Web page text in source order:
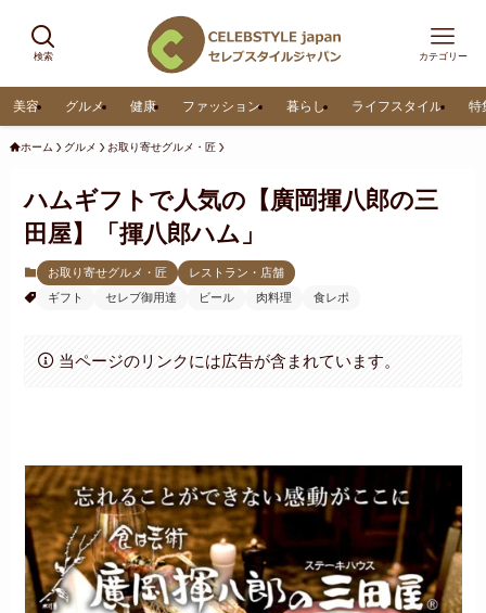
検索 カテゴリー
美容 グルメ 健康 ファッション 暮らし ライフスタイル 特
ホーム グルメ お取り寄せグルメ・匠
ハムギフトで人気の【廣岡揮八郎の三
田屋】「揮八郎ハム」
お取り寄せグルメ・匠
レストラン・店舗
ギフト
セレブ御用達 ビール 肉料理 食レポ
当ページのリンクには広告が含まれています。